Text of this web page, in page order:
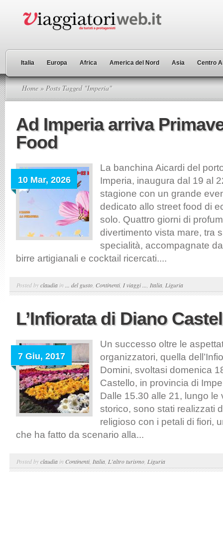
Italia Europa Africa America del Nord Asia Centro
Home » Posts Tagged "Imperia"
Ad Imperia arriva
Food
10 Mar, 2026
La banchina Aicardi del
Imperia, inaugura dal 19 al
stagione con un grande
dedicato allo street food di
solo. Quattro giorni di
divertimento vista mare, tra
specialità, accompagnate
birre artigianali e cocktail ricercati....
Posted byclaudia in ... del gusto Continenti, I viaggi ... Italia Liguria
L’Infiorata di Diano
7 Giu, 2017
Un successo oltre le
organizzatori, quella
Domini, svoltasi domenica
Castello, in provincia di
Dalle 15.30 alle 21, lungo le
storico, sono stati realizzati
religioso con i petali di fiori,
che ha fatto da scenario alla...
Posted byclaudia in Continenti, Italia L'altro turismo Liguria